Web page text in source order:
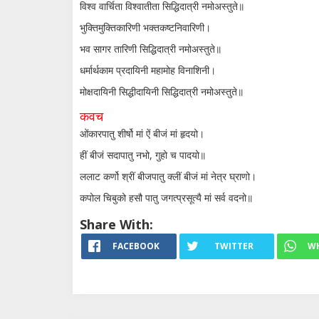
विश्व वार्चिता विश्वातीता सिद्धिदात्री नमोअस्तुते॥
भुक्तिमुक्तिकारिणी भक्तकष्टनिवारिणी।
भव सागर तारिणी सिद्धिदात्री नमोअस्तुते॥
धर्मार्थकाम प्रदायिनी महामोह विनाशिनी।
मोक्षदायिनी सिद्धीदायिनी सिद्धिदात्री नमोअस्तुते॥
कवच
ओंकारपातु शीर्षो मां ऐं बीजं मां हृदयो।
हीं बीजं सदापातु नभो, गुहो च पादयो॥
ललाट कर्णो श्रीं बीजपातु क्लीं बीजं मां नेत्र घ्राणो।
कपोल चिबुको हसौ पातु जगत्प्रसूत्यै मां सर्व वदनो॥
Share With:
FACEBOOK TWITTER